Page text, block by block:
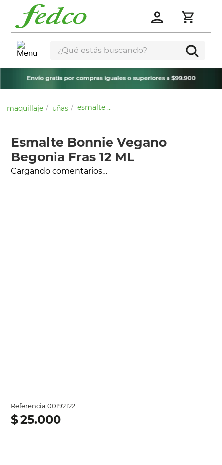
¿Qué estás buscando?
maquillaje uñas esmalte bonnie vegano begonia fras 12 ml
Esmalte Bonnie Vegano
Begonia Fras 12 ML
Cargando comentarios…
Referencia:00192122
$25.000